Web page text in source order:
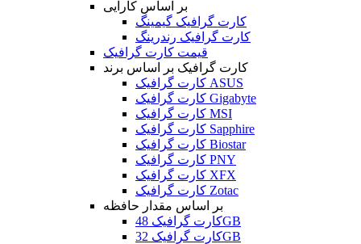
بر اساس کارایی
کارت گرافیک گیمینگ
کارت گرافیک رندرینگ
قیمت کارت گرافیک
کارت گرافیک بر اساس برند
کارت گرافیک ASUS
کارت گرافیک Gigabyte
کارت گرافیک MSI
کارت گرافیک Sapphire
کارت گرافیک Biostar
کارت گرافیک PNY
کارت گرافیک XFX
کارت گرافیک Zotac
بر اساس مقدار حافظه
کارت گرافیک 48GB
کارت گرافیک 32GB